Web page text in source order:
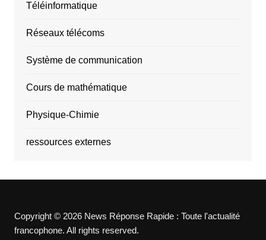
Téléinformatique
Réseaux télécoms
Système de communication
Cours de mathématique
Physique-Chimie
ressources externes
Copyright © 2026 News Réponse Rapide : Toute l'actualité
francophone. All rights reserved.